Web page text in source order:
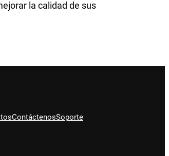
la calidad de sus
ContáctenosSoporte